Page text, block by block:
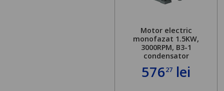
Motor electric
monofazat 1.5KW,
3000RPM, B3-1
condensator
57627 lei